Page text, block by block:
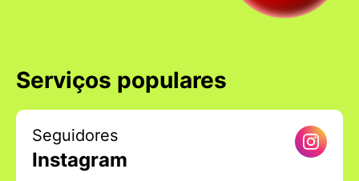
Serviços populares
Seguidores
Instagram